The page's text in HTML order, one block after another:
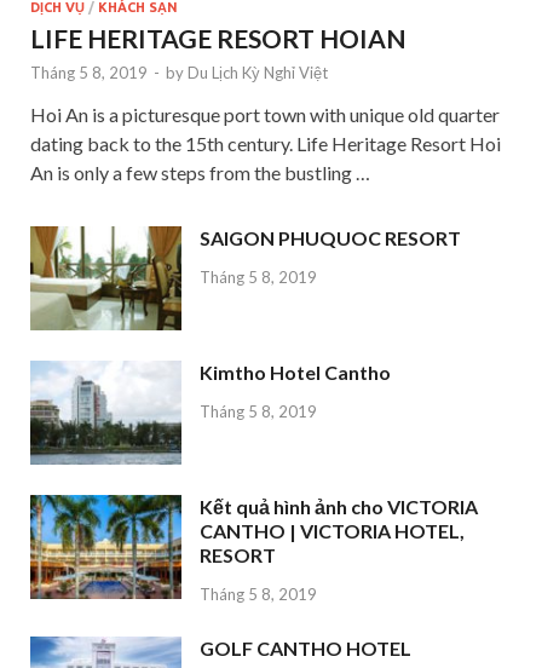
DỊCH VỤ / KHÁCH SẠN
LIFE HERITAGE RESORT HOIAN
Tháng 5 8, 2019 - by Du Lịch Kỳ Nghỉ Việt
Hoi An is a picturesque port town with unique old quarter
dating back to the 15th century. Life Heritage Resort Hoi
An is only a few steps from the bustling …
SAIGON PHUQUOC RESORT
Tháng 5 8, 2019
Kimtho Hotel Cantho
Tháng 5 8, 2019
Kết quả hình ảnh cho VICTORIA
CANTHO | VICTORIA HOTEL,
RESORT
Tháng 5 8, 2019
GOLF CANTHO HOTEL